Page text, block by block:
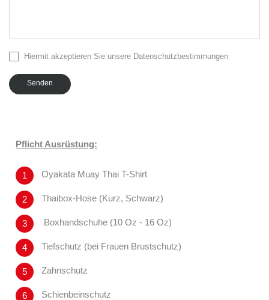
Hiermit akzeptieren Sie unsere Datenschutzbestimmungen
Senden
Pflicht Ausrüstung:
Oyakata Muay Thai T-Shirt
Thaibox-Hose (Kurz, Schwarz)
Boxhandschuhe (10 Oz - 16 Oz)
Tiefschutz (bei Frauen Brustschutz)
Zahnschutz
Schienbeinschutz